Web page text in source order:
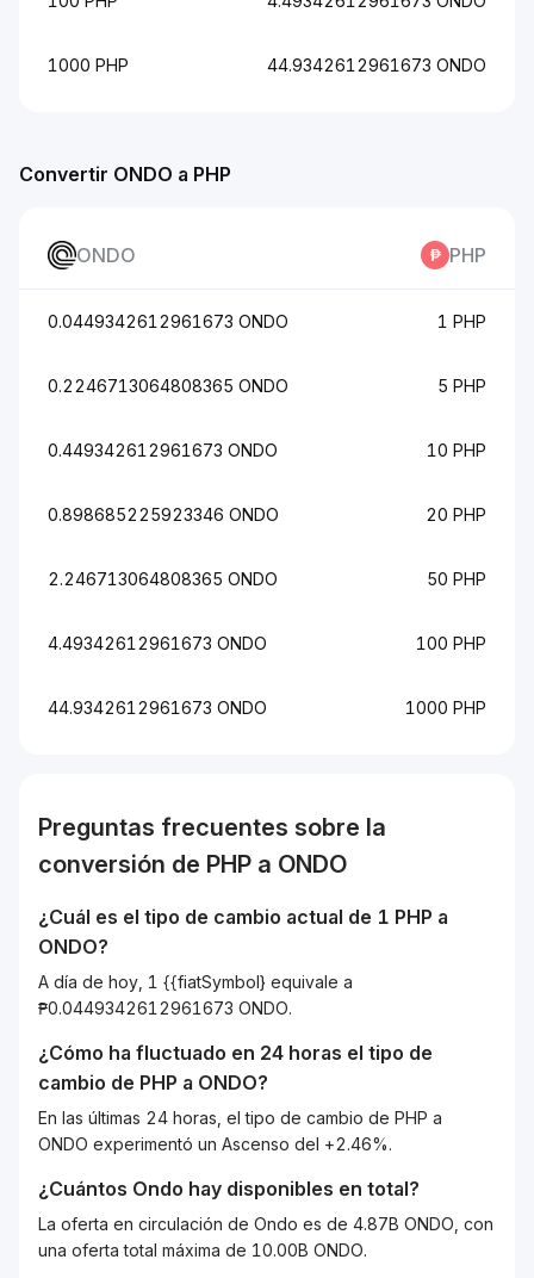
Convertir ONDO a PHP
ONDO PHP
0.0449342612961673 ONDO 1 PHP
0.2246713064808365 ONDO 5 PHP
0.449342612961673 ONDO 10 PHP
0.898685225923346 ONDO 20 PHP
2.246713064808365 ONDO 50 PHP
4.49342612961673 ONDO 100 PHP
44.9342612961673 ONDO 1000 PHP
1000 PHP 44.9342612961673 ONDO
Preguntas frecuentes sobre la
conversión de PHP a ONDO
¿Cuál es el tipo de cambio actual de 1 PHP a
ONDO?
A día de hoy, 1 {{fiatSymbol} equivale a
₱0.0449342612961673 ONDO.
¿Cómo ha fluctuado en 24 horas el tipo de
cambio de PHP a ONDO?
En las últimas 24 horas, el tipo de cambio de PHP a
ONDO experimentó un Ascenso del +2.46%.
¿Cuántos Ondo hay disponibles en total?
La oferta en circulación de Ondo es de 4.87B ONDO, con
una oferta total máxima de 10.00B ONDO.